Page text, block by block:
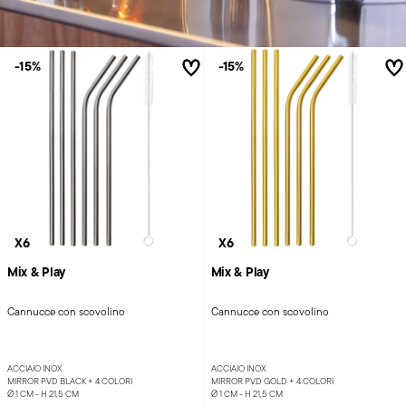
X6
Mix & Play
Cannucce con scovolino
ACCIAIO INOX
MIRROR PVD BLACK + 4 COLORI
Ø 1 CM - H 21,5 CM
-15%
X6
Mix & Play
Cannucce con scovolino
ACCIAIO INOX
MIRROR PVD GOLD + 4 COLORI
Ø 1 CM - H 21,5 CM
-15%